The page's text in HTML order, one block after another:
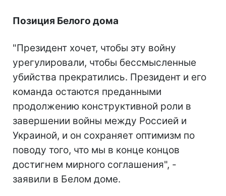
Позиция Белого дома
"Президент хочет, чтобы эту войну
урегулировали, чтобы бессмысленные
убийства прекратились. Президент и его
команда остаются преданными
продолжению конструктивной роли в
завершении войны между Россией и
Украиной, и он сохраняет оптимизм по
поводу того, что мы в конце концов
достигнем мирного соглашения", -
заявили в Белом доме.